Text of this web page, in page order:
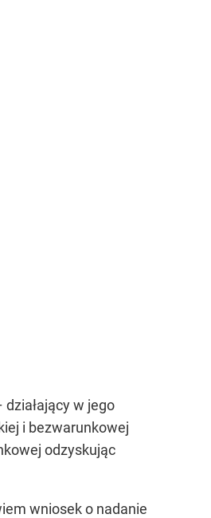
w jego
i bezwarunkowej
odzyskując
wniosek o nadanie